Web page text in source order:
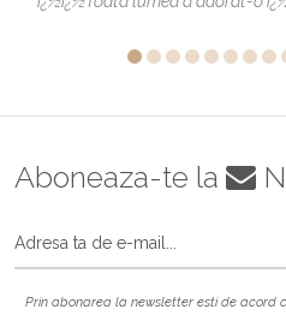
Aboneaza-te la
Prin abonarea la newsletter esti de acord